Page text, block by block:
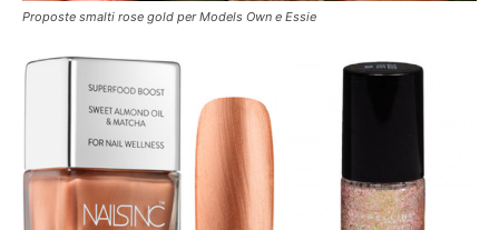
Proposte smalti rose gold per Models Own e Essie